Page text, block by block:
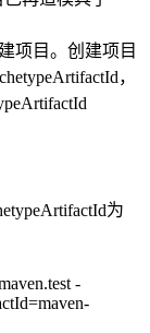
项目。创建项目
，
为
-